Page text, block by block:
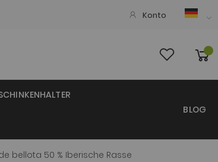
Konto
BLOG
bellota 50 % Iberische Rasse